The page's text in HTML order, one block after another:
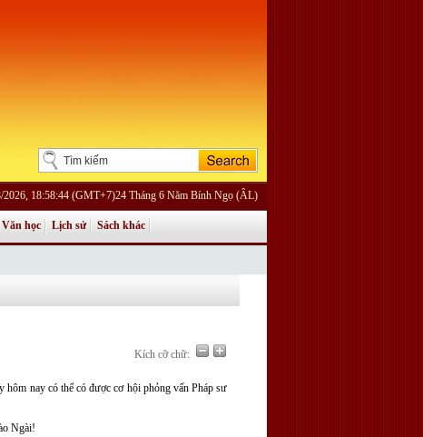
2026, 18:58:44 (GMT+7)24 Tháng 6 Năm Bính Ngọ (ÂL)
Văn học Lịch sử Sách khác
Kích cỡ chữ:
nay có thể có được cơ hội phỏng vấn Pháp sư
Ngài!